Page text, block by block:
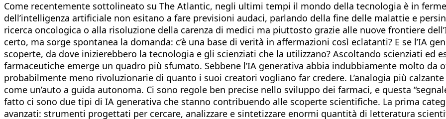
Come recentemente sottolineato su The Atlantic, negli ultimi tempi il mondo della tecnologia è in
dell’intelligenza artificiale non esitano a fare previsioni audaci, parlando della fine delle malattie e
ricerca oncologica o alla risoluzione della carenza di medici ma piuttosto grazie alle nuove frontiere
certo, ma sorge spontanea la domanda: c’è una base di verità in affermazioni così eclatanti? E se l’IA
scoperte, da dove inizierebbero la tecnologia e gli scienziati che la utilizzano? Ascoltando scienziati
farmaceutiche emerge un quadro più sfumato. Sebbene l’IA generativa abbia indubbiamente molto da
probabilmente meno rivoluzionarie di quanto i suoi creatori vogliano far credere. L’analogia più
come un’auto a guida autonoma. Ci sono regole ben precise nello sviluppo dei farmaci, e questa
fatto ci sono due tipi di IA generativa che stanno contribuendo alle scoperte scientifiche. La prima
avanzati: strumenti progettati per cercare, analizzare e sintetizzare enormi quantità di letteratura